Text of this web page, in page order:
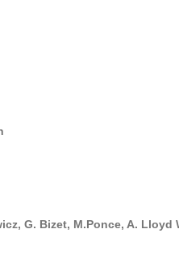
G. Bizet, M.Ponce, A. Lloyd